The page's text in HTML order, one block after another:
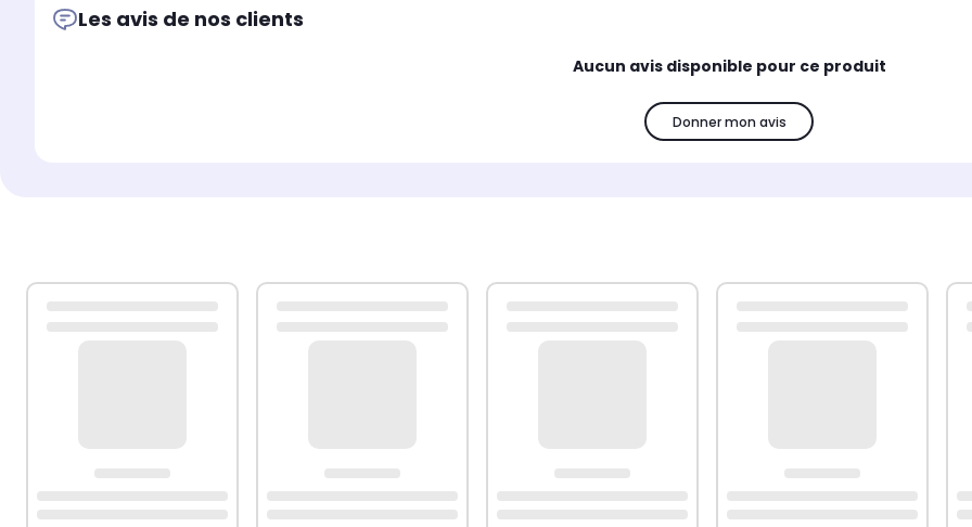
Les avis de nos clients
Aucun avis disponible pour ce produit
Donner mon avis